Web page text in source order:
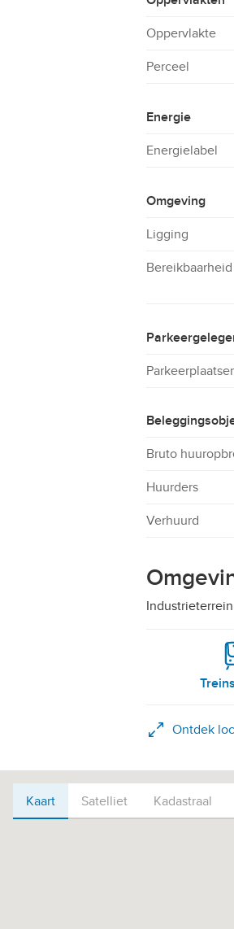
Oppervlakte
Perceel
Energie
Energielabel
Omgeving
Ligging
Bereikbaarheid
Bruto
Huurders
Verhuurd
Ontdek
Kaart
Kaart Satelliet Kadastraal